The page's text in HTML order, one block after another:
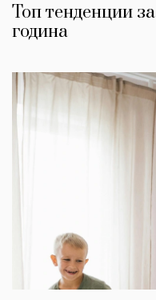
Топ тенденции
година